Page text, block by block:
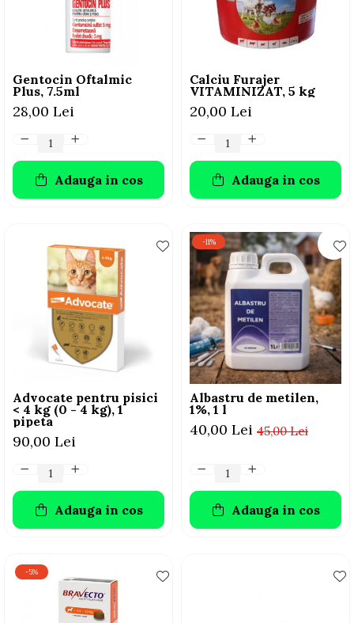
AFECTIUNI OCULARE
AFECTIUNI URINARE
IMUNITATE
AFECTIUNI OCULARE
AFECTIUNI URINARE
LAPTE PRAF
Gentocin Oftalmic
Plus, 7.5ml
28,00 Lei
Adauga in cos
Calciu Furajer
VITAMINIZAT, 5 kg
20,00 Lei
Adauga in cos
Advocate pentru pisici
< 4 kg (0 - 4 kg), 1
pipeta
90,00 Lei
Adauga in cos
-11%
Albastru de metilen,
1%, 1 l
45,00 Lei
40,00 Lei
Adauga in cos
-5%